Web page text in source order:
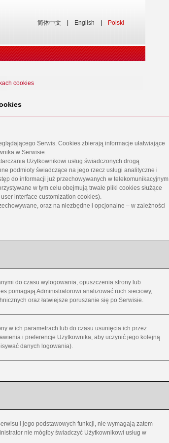
简体中文 English Polski
cookies
Serwis. Cookies zbierają informacje ułatwiające
w Serwisie.
Użytkownikowi usług świadczonych drogą
podmioty świadczące na jego rzecz usługi analityczne i
do informacji już przechowywanych w telekomunikacyjnym
w tym celu obejmują trwałe pliki cookies służące
interface customization cookies).
oraz na niezbędne i opcjonalne – w zależności
do czasu wylogowania, opuszczenia strony lub
pomagają Administratorowi analizować ruch sieciowy,
oraz łatwiejsze poruszanie się po Serwisie.
w ich parametrach lub do czasu usunięcia ich przez
i preferencje Użytkownika, aby uczynić jego kolejną
danych logowania).
i jego podstawowych funkcji, nie wymagają zatem
nie mógłby świadczyć Użytkownikowi usług w